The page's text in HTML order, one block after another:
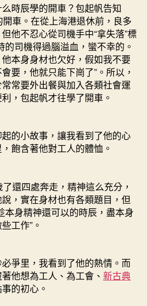
辰學的開車？包起帆告知
車。在從上海港退休前，良多
他不忍心從司機手中“拿失落”標
的司機得過腦溢血，蠻不幸的。
本身身材也欠好，假如我不要
要，他就只能下崗了”。所以，
常要外出餐與加入各類社會運
，包起帆才往學了開車。
小故事，讓我看到了他的心
飽含著他對工人的體恤。
四處奔走，精神這么充分，
，實在身材也有各類題目，但
本身精神還可以的時辰，盡本身
工作”。
里，我看到了他的熱情。而
他想為工人、為工會、 新古典
的初心。